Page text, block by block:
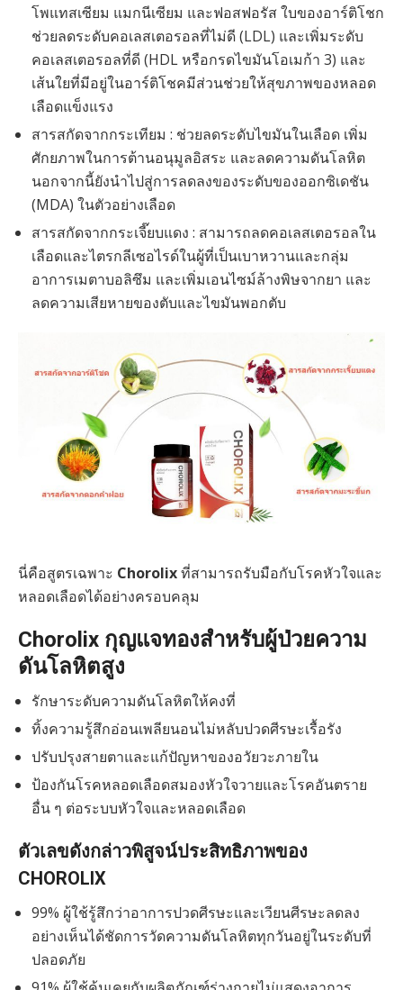
โพแทสเซียม แมกนีเซียม และฟอสฟอรัส ใบของอาร์ติโชก
ช่วยลดระดับคอเลสเตอรอลที่ไม่ดี (LDL) และเพิ่มระดับ
คอเลสเตอรอลที่ดี (HDL หรือกรดไขมันโอเมก้า 3) และ
เส้นใยที่มีอยู่ในอาร์ติโชคมีส่วนช่วยให้สุขภาพของหลอด
เลือดแข็งแรง
สารสกัดจากกระเทียม : ช่วยลดระดับไขมันในเลือด เพิ่ม
ศักยภาพในการต้านอนุมูลอิสระ และลดความดันโลหิต
นอกจากนี้ยังนำไปสู่การลดลงของระดับของออกซิเดชัน
(MDA) ในตัวอย่างเลือด
สารสกัดจากกระเจี๊ยบแดง : สามารถลดคอเลสเตอรอลใน
เลือดและไตรกลีเซอไรด์ในผู้ที่เป็นเบาหวานและกลุ่ม
อาการเมตาบอลิซึม และเพิ่มเอนไซม์ล้างพิษจากยา และ
ลดความเสียหายของตับและไขมันพอกตับ
นี่คือสูตรเฉพาะ Chorolixที่สามารถรับมือกับโรคหัวใจและ
หลอดเลือดได้อย่างครอบคลุม
Chorolix กุญแจทองสำหรับผู้ป่วยความ
ดันโลหิตสูง
รักษาระดับความดันโลหิตให้คงที่
ทิ้งความรู้สึกอ่อนเพลียนอนไม่หลับปวดศีรษะเรื้อรัง
ปรับปรุงสายตาและแก้ปัญหาของอวัยวะภายใน
ป้องกันโรคหลอดเลือดสมองหัวใจวายและโรคอันตราย
อื่น ๆ ต่อระบบหัวใจและหลอดเลือด
ตัวเลขดังกล่าวพิสูจน์ประสิทธิภาพของ
CHOROLIX
99% ผู้ใช้รู้สึกว่าอาการปวดศีรษะและเวียนศีรษะลดลง
อย่างเห็นได้ชัดการวัดความดันโลหิตทุกวันอยู่ในระดับที่
ปลอดภัย